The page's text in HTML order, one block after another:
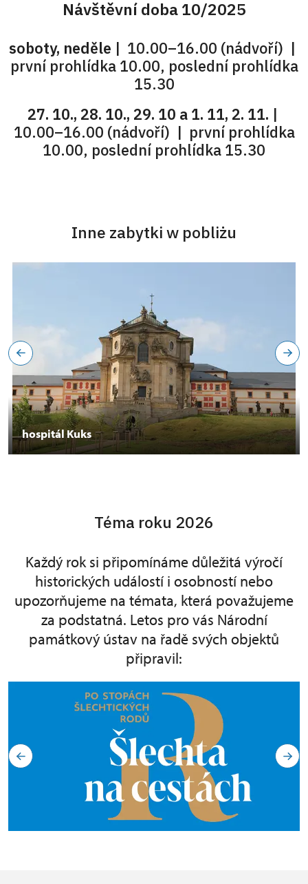
Návštěvní doba 10/2025
soboty, neděle | 10.00–16.00 (nádvoří) |
první prohlídka 10.00, poslední prohlídka
15.30
27. 10., 28. 10., 29. 10 a 1. 11, 2. 11. |
10.00–16.00 (nádvoří) | první prohlídka
10.00, poslední prohlídka 15.30
Inne zabytki w pobliżu
hospitál Kuks
Téma roku 2026
Každý rok si připomínáme důležitá výročí
historických událostí i osobností nebo
upozorňujeme na témata, která považujeme
za podstatná. Letos pro vás Národní
památkový ústav na řadě svých objektů
připravil: